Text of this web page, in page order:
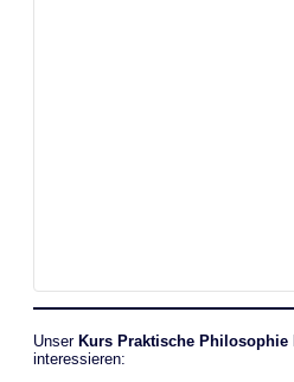
Unser Kurs Praktische Philosophie
interessieren: